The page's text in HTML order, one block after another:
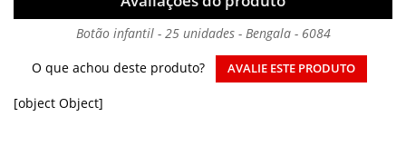
Botão infantil - 25 unidades - Bengala - 6084
O que achou deste produto?
AVALIE ESTE PRODUTO
[object Object]